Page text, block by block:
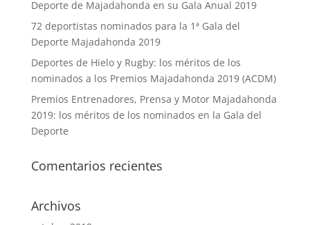
Deporte de Majadahonda en su Gala Anual 2019
72 deportistas nominados para la 1ª Gala del
Deporte Majadahonda 2019
Deportes de Hielo y Rugby: los méritos de los
nominados a los Premios Majadahonda 2019 (ACDM)
Premios Entrenadores, Prensa y Motor Majadahonda
2019: los méritos de los nominados en la Gala del
Deporte
Comentarios recientes
Archivos